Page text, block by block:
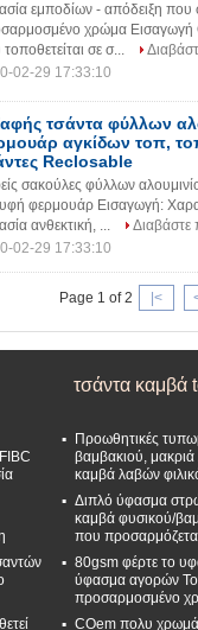
εμποδίων - απόδειξη που
χρώμα Εισαγωγή
σε σ...
02-29 17:33:10
τσάντα φύλλων
αγκίδων τοπ,
Reclosable
σακούλες φύλλων
φερμουάρ Εισαγωγή:
ανθεκτική, ...
Διαβάστε
02-29 17:33:10
Page 1 of 2 |<
τσάντα καμβά
Προωθητικές
βαμβακιού,
καμβά λαβών
Διπλό ύφασμα
καμβά φυσικού/
που
80gsm φέρτε το
ύφασμα αγορών
προσαρμοσμένο
COem πολυ